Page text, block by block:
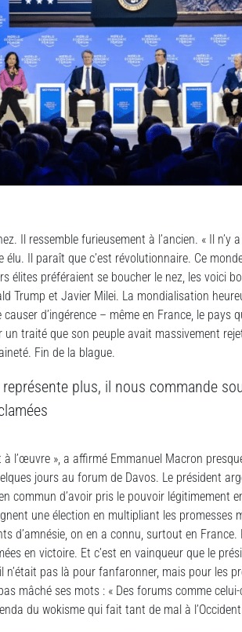
Il ressemble furieusement à l’ancien. « Il n’y
Il paraît que c’est révolutionnaire. Ce
élites préféraient se boucher le nez, les voici
Trump et Javier Milei. La mondialisation
d’ingérence – même en France, le pays
un traité que son peuple avait massivement
Fin de la blague.
représente plus, il nous commande
l’œuvre », a affirmé Emmanuel Macron
jours au forum de Davos. Le président
commun d’avoir pris le pouvoir légitimement
une élection en multipliant les promesses
d’amnésie, on en a connu, surtout en France.
en victoire. Et c’est en vainqueur que le
n’était pas là pour fanfaronner, mais pour les
mâché ses mots : « Des forums comme
du wokisme qui fait tant de mal à